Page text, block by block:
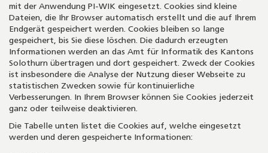
mit der Anwendung PI-WIK eingesetzt. Cookies sind kleine
Dateien, die Ihr Browser automatisch erstellt und die auf Ihrem
Endgerät gespeichert werden. Cookies bleiben so lange
gespeichert, bis Sie diese löschen. Die dadurch erzeugten
Informationen werden an das Amt für Informatik des Kantons
Solothurn übertragen und dort gespeichert. Zweck der Cookies
ist insbesondere die Analyse der Nutzung dieser Webseite zu
statistischen Zwecken sowie für kontinuierliche
Verbesserungen. In Ihrem Browser können Sie Cookies jederzeit
ganz oder teilweise deaktivieren.
Die Tabelle unten listet die Cookies auf, welche eingesetzt
werden und deren gespeicherte Informationen: